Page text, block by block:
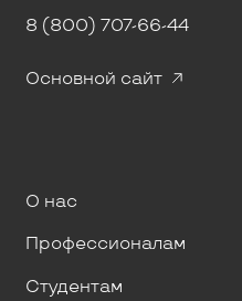
8 (800) 707-66-44
Основной сайт
О нас
Профессионалам
Студентам